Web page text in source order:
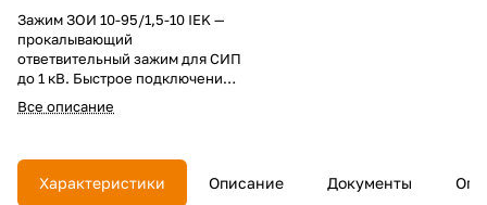
Зажим ЗОИ 10-95/1,5-10 IEK —
прокалывающий
ответвительный зажим для СИП
до 1 кВ. Быстрое подключение
без снятия изоляции.
Герметичное соединение и
купить: доступная цена и
проверенные характеристики
для монтажа проводов.
Все описание
Характеристики Описание Документы